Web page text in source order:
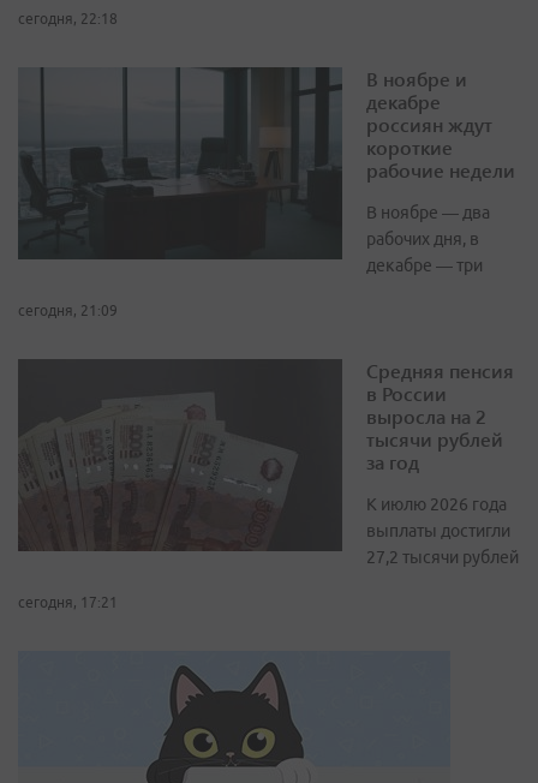
сегодня, 22:18
В ноябре и
декабре
россиян ждут
короткие
рабочие недели
В ноябре — два
рабочих дня, в
декабре — три
сегодня, 21:09
Средняя пенсия
в России
выросла на 2
тысячи рублей
за год
К июлю 2026 года
выплаты достигли
27,2 тысячи рублей
сегодня, 17:21